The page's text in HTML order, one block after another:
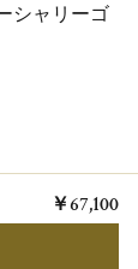
シャリーゴ
￥67,100